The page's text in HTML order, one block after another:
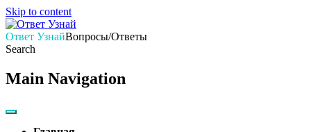
Skip to content
Ответ УзнайВопросы/Ответы
Search
Main Navigation